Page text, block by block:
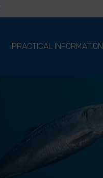
PRACTICAL INFORMATION